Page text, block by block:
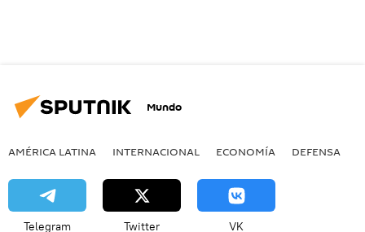
Mundo
AMÉRICA LATINA INTERNACIONAL ECONOMÍA DEFENSA
Telegram Twitter VK